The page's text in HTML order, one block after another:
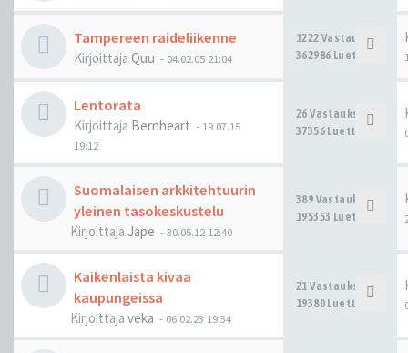
Tampereen raideliikenne
Kirjoittaja Quu - 04.02.05 21:04
1222 Vastaukset
362986 Luettu
Lentorata
Kirjoittaja Bernheart - 19.07.15
19:12
26 Vastaukset
37356 Luettu
Suomalaisen arkkitehtuurin
yleinen tasokeskustelu
Kirjoittaja Jape -30.05.12 12:40
389 Vastaukset
195353 Luettu
Kaikenlaista kivaa
kaupungeissa
Kirjoittaja veka - 06.02.23 19:34
21 Vastaukset
19380 Luettu